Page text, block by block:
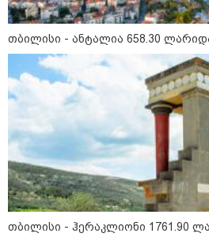
თბილისი -
ლარიდან
თბილისი -
ლარიდან
თბილისი -
ლარიდან
თბილისი - ანტალია 658.30
თბილისი - ჰერაკლიონი 1761.90